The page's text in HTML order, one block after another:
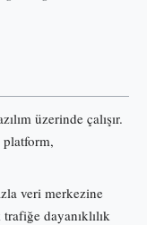
üzerinde çalışır.
platform,
veri merkezine
trafiğe dayanıklılık